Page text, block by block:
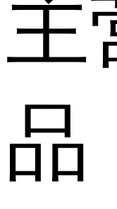
主
品